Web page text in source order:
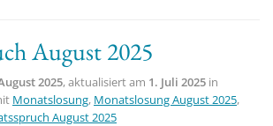
August 2025
2025, aktualisiert am 1. Juli 2025 in
Monatslosung, Monatslosung August 2025,
August 2025